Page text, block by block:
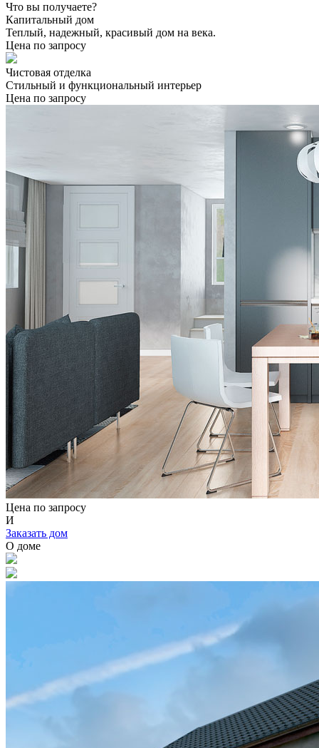
Что вы получаете?
Капитальный дом
Теплый, надежный, красивый дом на века.
Цена по запросу
Чистовая отделка
Стильный и функциональный интерьер
Цена по запросу
Цена по запросу
И
Заказать дом
О доме